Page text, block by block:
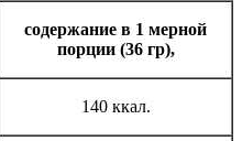
содержание в 1 мерной
порции (36 гр),
140 ккал.